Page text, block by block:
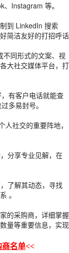
Instagram 等。
到 LinkedIn 搜索
简洁友好的打招呼话
不同形式的文案、视
大社交媒体平台，打
有客户电话就能查
多易封号。
社交的重要阵地，
分享专业见解，在
了解其动态，寻找
。
的采购商，详细掌握
量等重要信息，实现
商名单<<